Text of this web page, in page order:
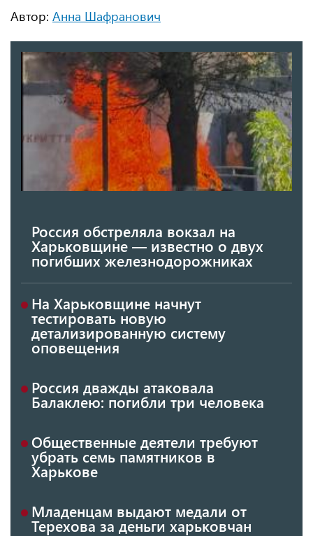
Автор: Анна Шафранович
Россия обстреляла вокзал на
Харьковщине — известно о двух
погибших железнодорожниках
На Харьковщине начнут
тестировать новую
детализированную систему
оповещения
Россия дважды атаковала
Балаклею: погибли три человека
Общественные деятели требуют
убрать семь памятников в
Харькове
Младенцам выдают медали от
Терехова за деньги харьковчан